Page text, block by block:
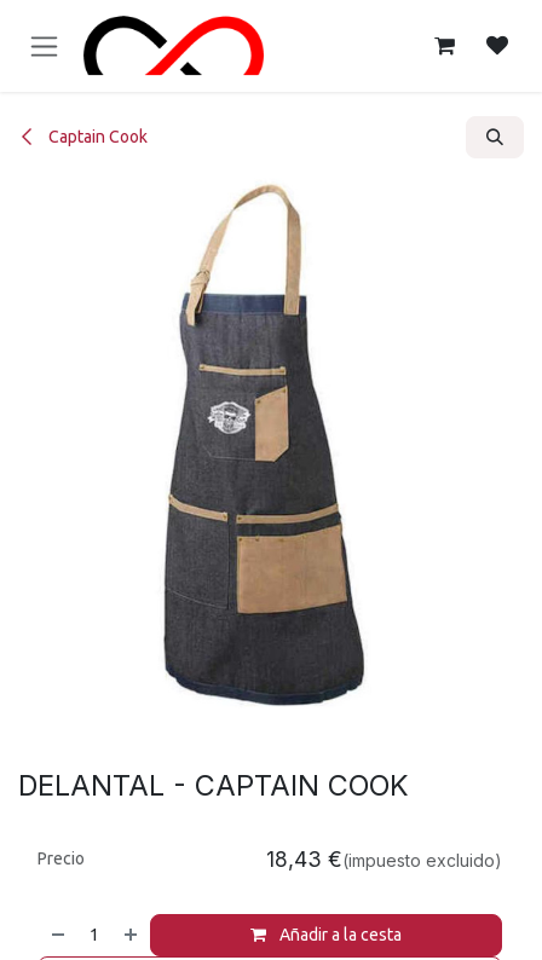
Captain Cook
DELANTAL - CAPTAIN COOK
Añadir a la cesta
Precio 18,43 €(impuesto excluido)